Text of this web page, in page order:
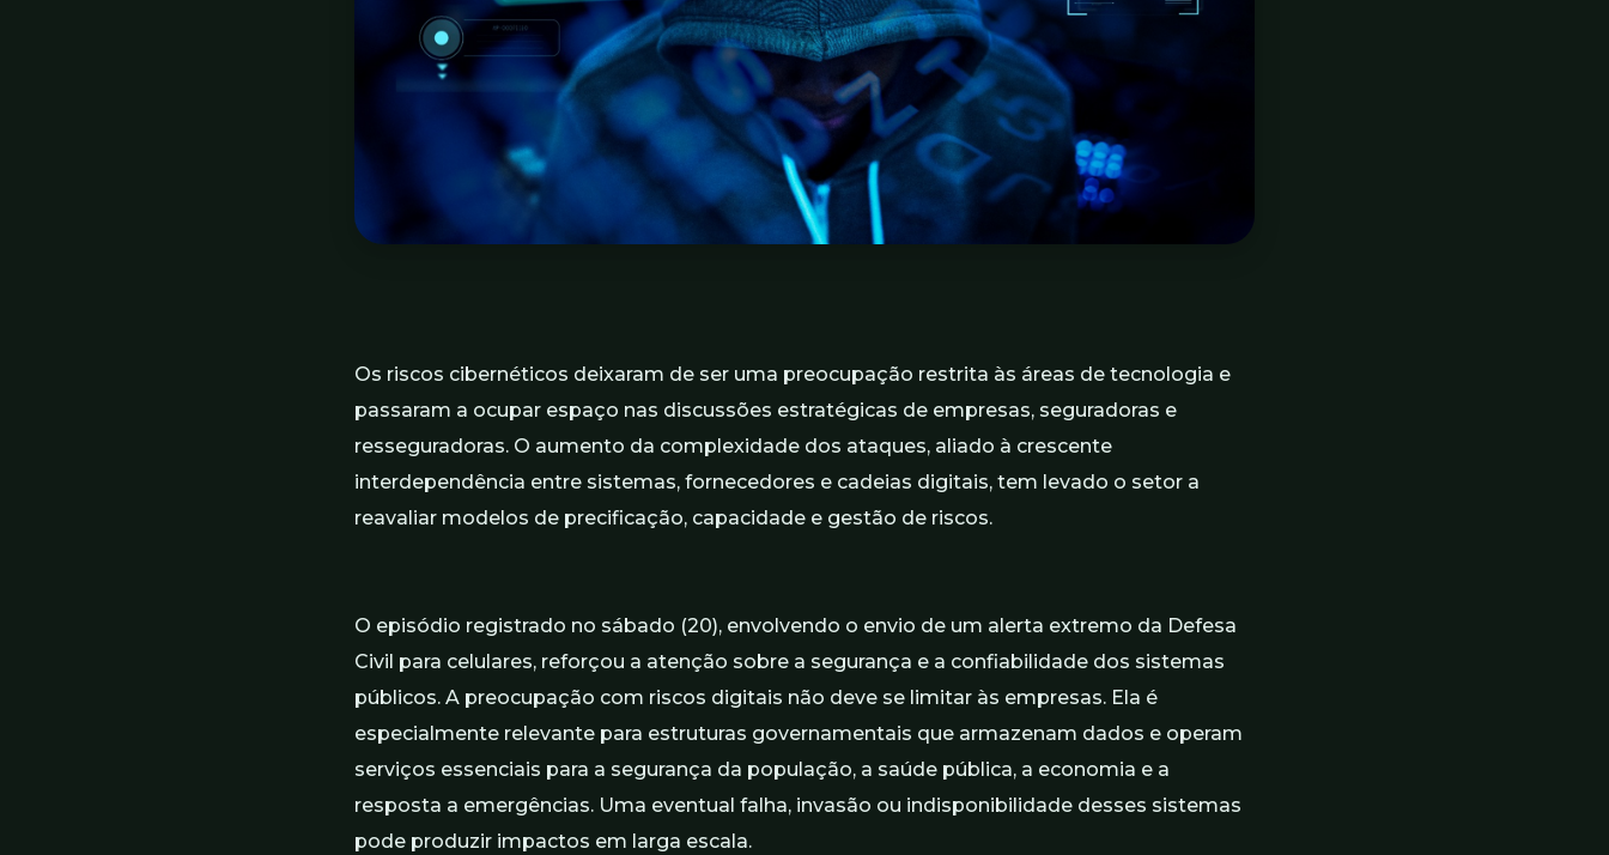
Os riscos cibernéticos deixaram de ser uma preocupação restrita às áreas de tecnologia e
passaram a ocupar espaço nas discussões estratégicas de empresas, seguradoras e
resseguradoras. O aumento da complexidade dos ataques, aliado à crescente
interdependência entre sistemas, fornecedores e cadeias digitais, tem levado o setor a
reavaliar modelos de precificação, capacidade e gestão de riscos.
O episódio registrado no sábado (20), envolvendo o envio de um alerta extremo da Defesa
Civil para celulares, reforçou a atenção sobre a segurança e a confiabilidade dos sistemas
públicos. A preocupação com riscos digitais não deve se limitar às empresas. Ela é
especialmente relevante para estruturas governamentais que armazenam dados e operam
serviços essenciais para a segurança da população, a saúde pública, a economia e a
resposta a emergências. Uma eventual falha, invasão ou indisponibilidade desses sistemas
pode produzir impactos em larga escala.